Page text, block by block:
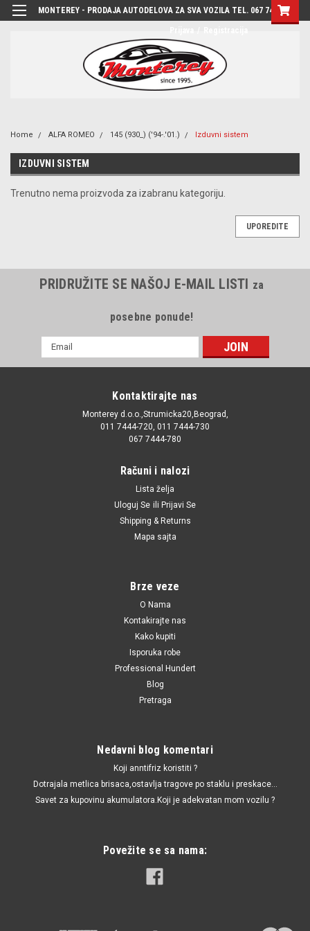
MONTEREY - PRODAJA AUTODELOVA ZA SVA VOZILA TEL. 067 7444-780
Home ALFA ROMEO 145 (930_) ('94-.'01.) Izduvni sistem
IZDUVNI SISTEM
Trenutno nema proizvoda za izabranu kategoriju.
UPOREDITE
PRIDRUŽITE SE NAŠOJ E-MAIL LISTI za
posebne ponude!
mail
Kontaktirajte nas
Monterey d.o.o.,Strumicka20,Beograd,
011 7444-720, 011 7444-730
067 7444-780
Računi i nalozi
Lista želja
Uloguj Se ili Prijavi Se
Shipping & Returns
Mapa sajta
Brze veze
O Nama
Kontakirajte nas
Kako kupiti
Isporuka robe
Professional Hundert
Blog
Pretraga
Nedavni blog komentari
Koji anntifriz koristiti ?
Dotrajala metlica brisaca,ostavlja tragove po staklu i preskace...
Savet za kupovinu akumulatora.Koji je adekvatan mom vozilu ?
Povežite se sa nama: